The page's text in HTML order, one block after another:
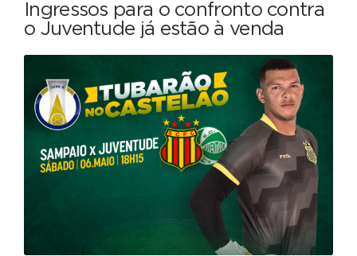
Ingressos para o confronto contra
o Juventude já estão à venda